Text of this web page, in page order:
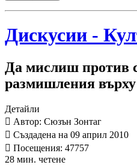
Дискусии -
Да мислиш против
размишления
Детайли
Автор: Сюзън Зонтаг
Създадена на 09 април 2010
Посещения: 47757
28 мин. четене